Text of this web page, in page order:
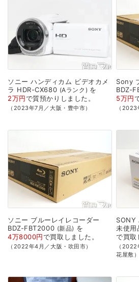
ソニー ハンディカム ビデオカメ
ラ HDR-CX680 Aランク
を
2万円で質預かり しました。
（2023年7月／大阪・豊中市）
Sony
BDZ-
5万円
（2023
ソニー ブルーレイレコーダー
BDZ-FBT2000
新品
を
4万8000円で買取 しました。
（2022年4月／大阪・吹田市）
SONY
未使用
で買取
（
花屋敷）